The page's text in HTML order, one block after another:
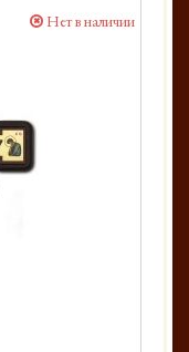
Нет в наличии